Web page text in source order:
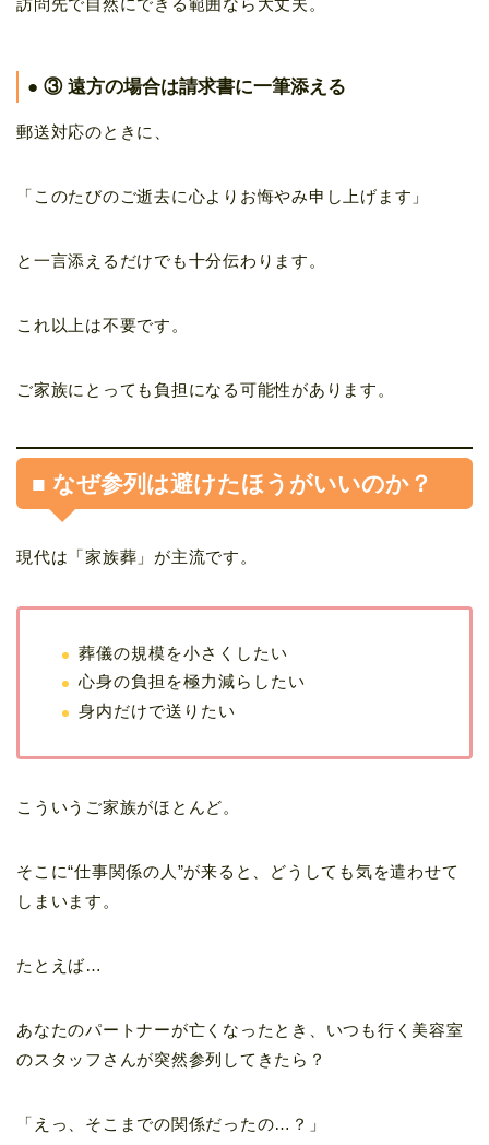
訪問先で自然にできる範囲なら大丈夫。
● ③ 遠方の場合は請求書に一筆添える
郵送対応のときに、
「このたびのご逝去に心よりお悔やみ申し上げます」
と一言添えるだけでも十分伝わります。
これ以上は不要です。
ご家族にとっても負担になる可能性があります。
■ なぜ参列は避けたほうがいいのか？
現代は「家族葬」が主流です。
葬儀の規模を小さくしたい
心身の負担を極力減らしたい
身内だけで送りたい
こういうご家族がほとんど。
そこに“仕事関係の人”が来ると、どうしても気を遣わせて
しまいます。
たとえば…
あなたのパートナーが亡くなったとき、いつも行く美容室
のスタッフさんが突然参列してきたら？
「えっ、そこまでの関係だったの…？」